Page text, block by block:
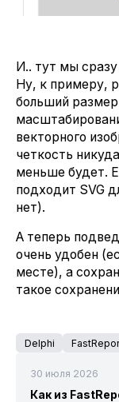
И.. тут мы
Ну, к примеру,
больший
векторного
четкость
меньше будет.
подходит SVG
нет).
А теперь
очень удобен
месте), а
такое
Delphi
30 июля 2026
Как из